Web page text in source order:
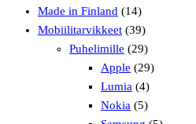
Made in Finland (14)
Mobiilitarvikkeet (39)
Puhelimille (29)
Apple (29)
Lumia (4)
Nokia (5)